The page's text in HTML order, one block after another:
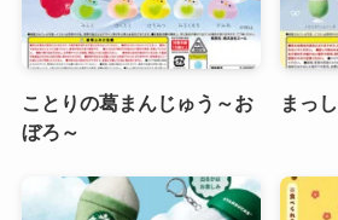
ことりの葛まんじゅう～お
ぼろ～
まっ